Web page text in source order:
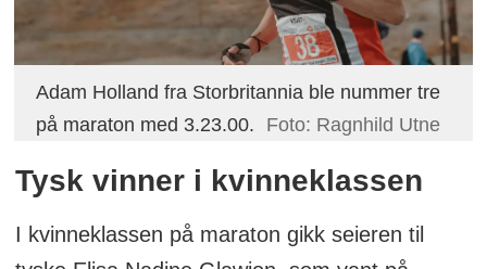
Adam Holland fra Storbritannia ble nummer tre
på maraton med 3.23.00.
Foto: Ragnhild Utne
Tysk vinner i kvinneklassen
I kvinneklassen på maraton gikk seieren til